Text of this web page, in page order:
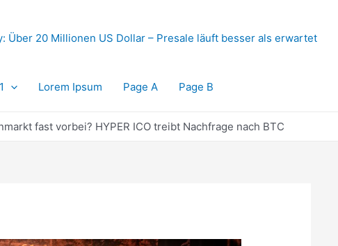
Über 20 Millionen US Dollar – Presale läuft besser als erwartet
Lorem Ipsum Page A Page B
fast vorbei? HYPER ICO treibt Nachfrage nach BTC